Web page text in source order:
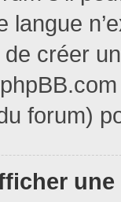
langue
créer
forum)